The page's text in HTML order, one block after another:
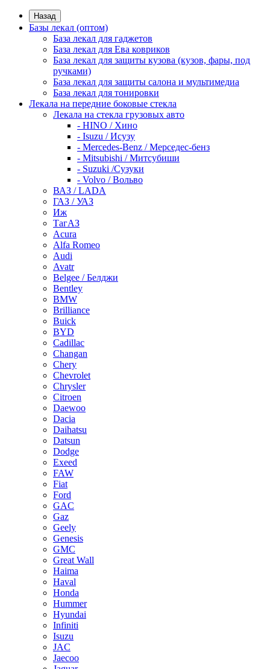
Назад
Базы лекал (оптом)
База лекал для гаджетов
База лекал для Ева ковриков
База лекал для защиты кузова (кузов, фары, под
ручками)
База лекал для защиты салона и мультимедиа
База лекал для тонировки
Лекала на передние боковые стекла
Лекала на стекла грузовых авто
- HINO / Хино
- Isuzu / Исузу
- Mercedes-Benz / Мерседес-бенз
- Mitsubishi / Митсубиши
- Suzuki /Сузуки
- Volvo / Вольво
ВАЗ / LADA
ГАЗ / УАЗ
Иж
ТагАЗ
Acura
Alfa Romeo
Audi
Avatr
Belgee / Белджи
Bentley
BMW
Brilliance
Buick
BYD
Cadillac
Changan
Chery
Chevrolet
Chrysler
Citroen
Daewoo
Dacia
Daihatsu
Datsun
Dodge
Exeed
FAW
Fiat
Ford
GAC
Gaz
Geely
Genesis
GMC
Great Wall
Haima
Haval
Honda
Hummer
Hyundai
Infiniti
Isuzu
JAC
Jaecoo